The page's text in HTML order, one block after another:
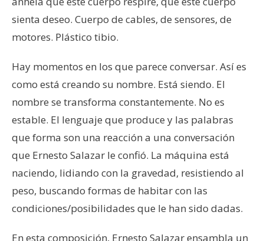
sienta deseo. Cuerpo de cables, de sensores, de
motores. Plástico tibio.
Hay momentos en los que parece conversar. Así es
como está creando su nombre. Está siendo. El
nombre se transforma constantemente. No es
estable. El lenguaje que produce y las palabras
que forma son una reacción a una conversación
que Ernesto Salazar le confió. La máquina está
naciendo, lidiando con la gravedad, resistiendo al
peso, buscando formas de habitar con las
condiciones/posibilidades que le han sido dadas.
En esta composición, Ernesto Salazar ensambla un